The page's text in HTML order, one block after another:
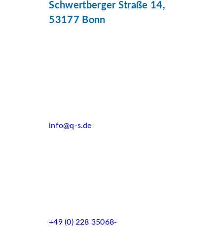
Schwertberger Straße 14,
53177 Bonn
info@q-s.de
+49 (0) 228 35068-